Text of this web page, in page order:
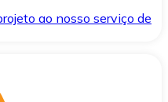
ao nosso serviço de